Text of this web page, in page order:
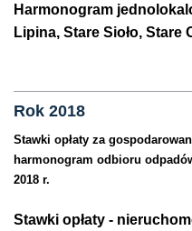
Harmonogram
Lipina, Stare Sioło, Stare
Rok 2018
Stawki opłaty za
harmonogram odbioru
2018 r.
Stawki opłaty -